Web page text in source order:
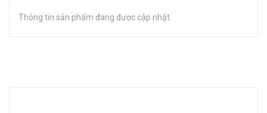
Thông tin sản phẩm đang được cập nhật